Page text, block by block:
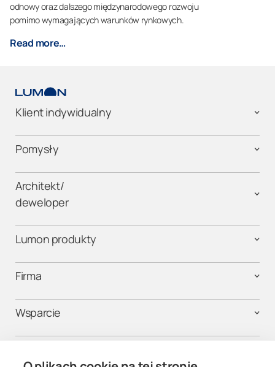
odnowy oraz dalszego międzynarodowego rozwoju
pomimo wymagających warunków rynkowych.
Read more…
Klient indywidualny
Pomysły
Architekt/
deweloper
Lumon produkty
Firma
Wsparcie